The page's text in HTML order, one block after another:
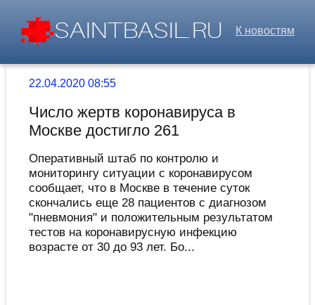
К новостям
22.04.2020 08:55
Число жертв коронавируса в
Москве достигло 261
Оперативный штаб по контролю и
мониторингу ситуации с коронавирусом
сообщает, что в Москве в течение суток
скончались еще 28 пациентов с диагнозом
"пневмония" и положительным результатом
тестов на коронавирусную инфекцию
возрасте от 30 до 93 лет. Бо...